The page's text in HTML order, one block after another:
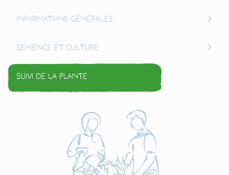
Informations générales
Semence et culture
Suivi de la plante